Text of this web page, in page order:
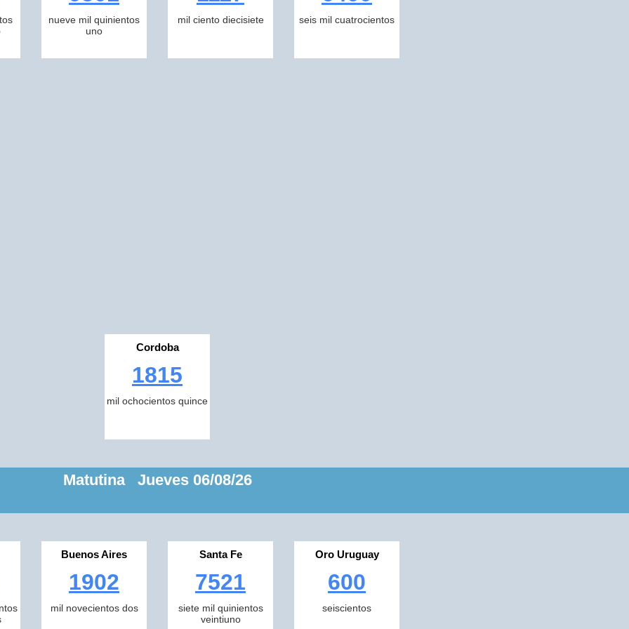
nueve mil quinientos
uno
mil ciento diecisiete seis mil cuatrocientos
Cordoba
1815
mil ochocientos quince
Matutina Jueves 06/08/26
Buenos Aires
1902
mil novecientos dos
Santa Fe
7521
siete mil quinientos
veintiuno
Oro Uruguay
600
seiscientos